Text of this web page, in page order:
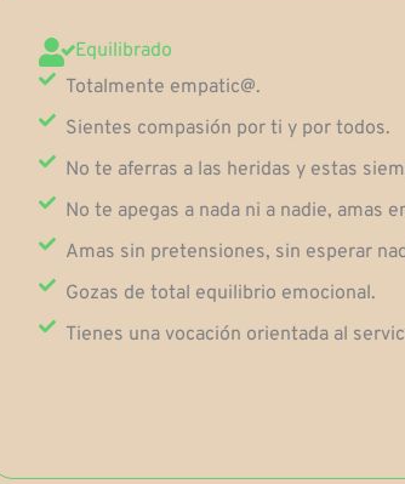
Equilibrado
Totalmente empatic@.
Sientes compasión por ti y por todos.
No te aferras a las heridas y estas
No te apegas a nada ni a nadie, amas
Amas sin pretensiones, sin esperar
Gozas de total equilibrio emocional.
Tienes una vocación orientada al